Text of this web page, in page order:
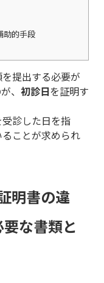
助的手段
提出する必要が
、 初診日を証明す
診した日を指
ことが求められ
明書の違
な書類と